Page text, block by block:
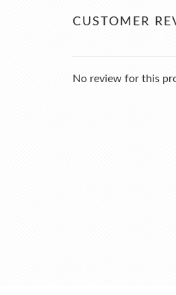
CUSTOMER
No review for this